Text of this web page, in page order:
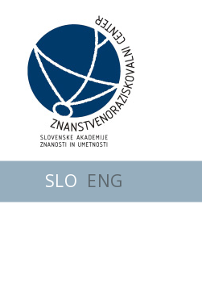
SLO ENG